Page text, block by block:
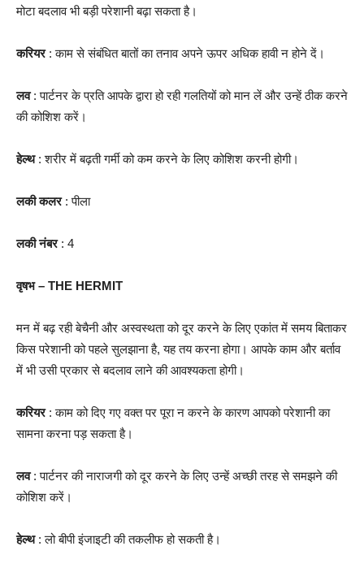
मोटा बदलाव भी बड़ी परेशानी बढ़ा सकता है।
करियर : काम से संबंधित बातों का तनाव अपने ऊपर अधिक हावी न होने दें।
लव: पार्टनर के प्रति आपके द्वारा हो रही गलतियों को मान लें और उन्हें ठीक करने
की कोशिश करें।
हेल्थ : शरीर में बढ़ती गर्मी को कम करने के लिए कोशिश करनी होगी।
लकी कलर : पीला
लकी नंबर : 4
वृषभ – THE HERMIT
मन में बढ़ रही बेचैनी और अस्वस्थता को दूर करने के लिए एकांत में समय बिताकर
किस परेशानी को पहले सुलझाना है, यह तय करना होगा। आपके काम और बर्ताव
में भी उसी प्रकार से बदलाव लाने की आवश्यकता होगी।
करियर : काम को दिए गए वक्त पर पूरा न करने के कारण आपको परेशानी का
सामना करना पड़ सकता है।
लव: पार्टनर की नाराजगी को दूर करने के लिए उन्हें अच्छी तरह से समझने की
कोशिश करें।
हेल्थ : लो बीपी इंजाइटी की तकलीफ हो सकती है।